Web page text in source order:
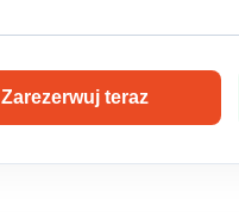
Zarezerwuj teraz